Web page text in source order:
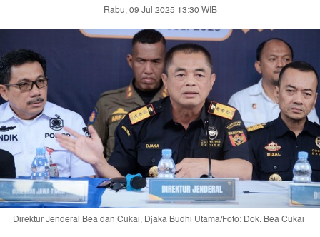
Rabu, 09 Jul 2025 13:30 WIB
Direktur Jenderal Bea dan Cukai, Djaka Budhi Utama/Foto: Dok. Bea Cukai